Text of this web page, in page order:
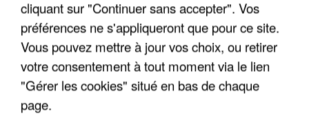
"ON A TOUS LE TRAC"
cliquant sur "Continuer sans accepter". Vos
préférences ne s'appliqueront que pour ce site.
Vous pouvez mettre à jour vos choix, ou retirer
votre consentement à tout moment via le lien
"Gérer les cookies" situé en bas de chaque
page.